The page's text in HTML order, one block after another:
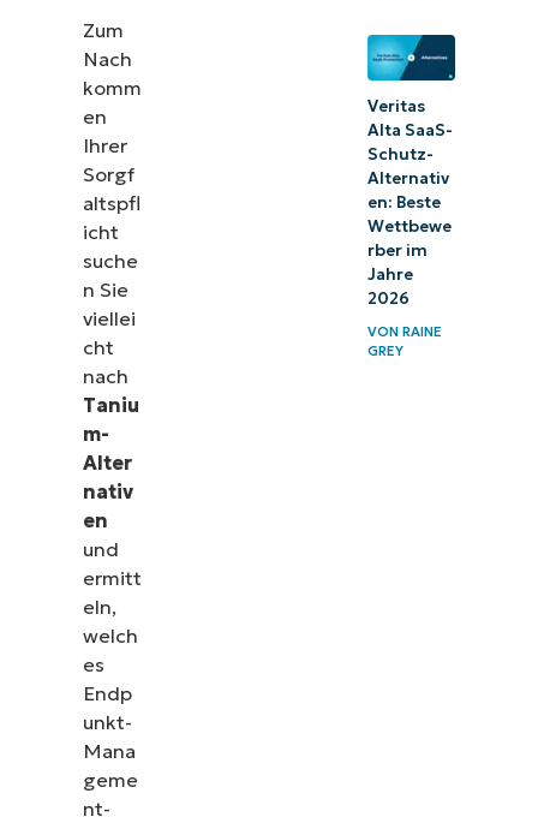
Zum
Nach
komm
en
Ihrer
Sorgf
altspfl
icht
suche
n Sie
viellei
cht
nach
Taniu
m-
Alter
nativ
en
und
ermitt
eln,
welch
es
Endp
unkt-
Mana
geme
nt-
Veritas
Alta SaaS-
Schutz-
Alternativ
en: Beste
Wettbewe
rber im
Jahre
2026
VON RAINE
GREY